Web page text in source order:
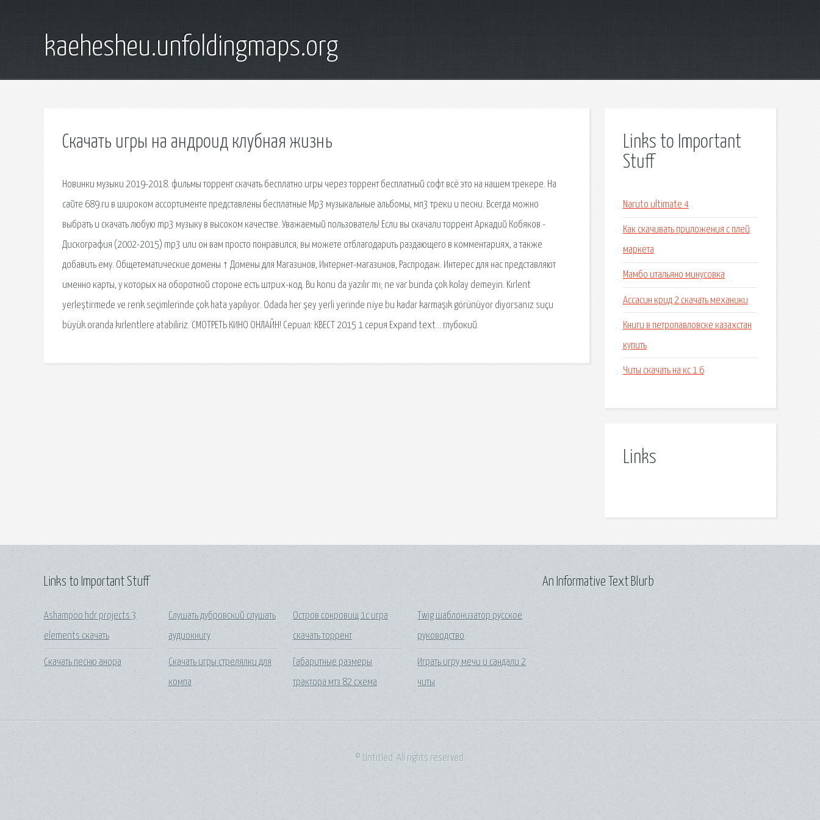
kaehesheu.unfoldingmaps.org
Скачать игры на андроид клубная жизнь
Новинки музыки 2019-2018. фильмы торрент скачать бесплатно игры через торрент бесплатный софт всё это на нашем трекере. На
сайте 689.ru в широком ассортименте представлены бесплатные Mp3 музыкальные альбомы, мп3 треки и песни. Всегда можно
выбрать и скачать любую mp3 музыку в высоком качестве. Уважаемый пользователь! Если вы скачали торрент Аркадий Кобяков -
Дискография (2002-2015) mp3 или он вам просто понравился, вы можете отблагодарить раздающего в комментариях, а также
добавить ему. Общетематические домены ↑ Домены для Магазинов, Интернет-магазинов, Распродаж. Интерес для нас представляют
именно карты, у которых на оборотной стороне есть штрих-код. Bu konu da yazılır mı; ne var bunda çok kolay demeyin. Kırlent
yerleştirmede ve renk seçimlerinde çok hata yapılıyor. Odada her şey yerli yerinde niye bu kadar karmaşık görünüyor diyorsanız suçu
büyük oranda kırlentlere atabiliriz. СМОТРЕТЬ КИНО ОНЛАЙН! Сериал: КВЕСТ 2015 1 серия Expand text… глубокий.
Links to Important
Stuff
Naruto ultimate 4
Как скачивать приложения с плей
маркета
Мамбо итальяно минусовка
Ассасин крид 2 скачать механики
Книги в петропавловске казахстан
купить
Читы скачать на кс 1 6
Links
Links to Important Stuff
Ashampoo hdr projects 3
elements скачать
Скачать песню анора
Слушать дубровский слушать
аудиокнигу
Скачать игры стрелялки для
компа
Остров сокровищ 1с игра
скачать торрент
Габаритные размеры
трактора мтз 82 схема
Twig шаблонизатор русское
руководство
Играть игру мечи и сандали 2
читы
An Informative Text Blurb
© Untitled. All rights reserved.